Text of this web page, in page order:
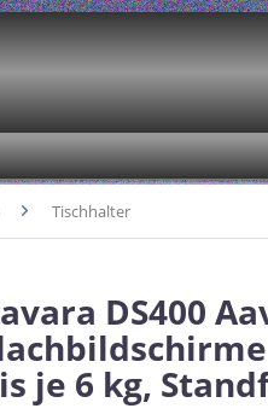
Tischhalter
DS400
je 6 kg,